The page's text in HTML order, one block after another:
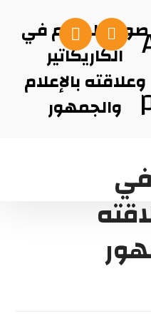
صورة الحاكم في
الكاريكاتير
وعلاقته بالإعلام
والجمهور